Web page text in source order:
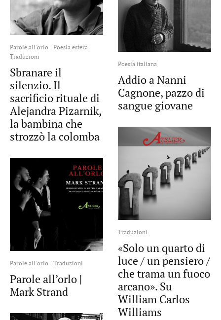
Parole all'orlo
Poesia estera
Traduzioni
Sbranare il
silenzio. Il
sacrificio rituale di
Alejandra Pizarnik,
la bambina che
strozzò la colomba
Parole all'orlo Traduzioni
Parole all’orlo |
Mark Strand
Poesia italiana
Addio a Nanni
Cagnone, pazzo di
sangue giovane
Traduzioni
«Solo un quarto di
luce / un pensiero /
che trama un fuoco
arcano». Su
William Carlos
Williams